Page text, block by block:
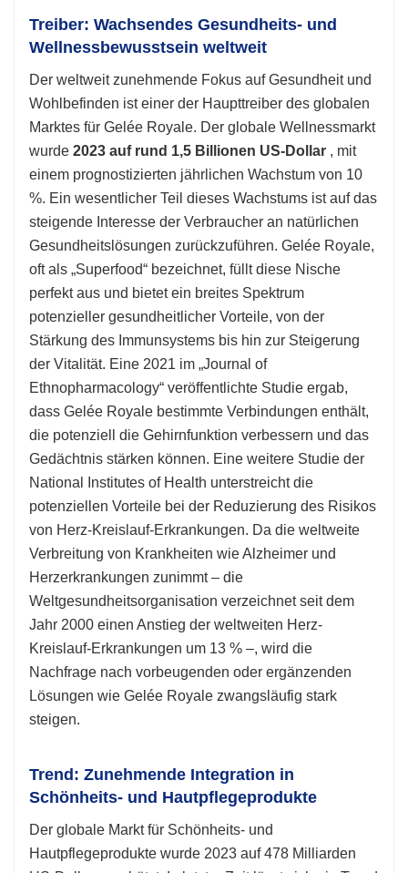
Treiber: Wachsendes Gesundheits- und
Wellnessbewusstsein weltweit
Der weltweit zunehmende Fokus auf Gesundheit und
Wohlbefinden ist einer der Haupttreiber des globalen
Marktes für Gelée Royale. Der globale Wellnessmarkt
wurde 2023 auf rund 1,5 Billionen US-Dollar , mit
einem prognostizierten jährlichen Wachstum von 10
%. Ein wesentlicher Teil dieses Wachstums ist auf das
steigende Interesse der Verbraucher an natürlichen
Gesundheitslösungen zurückzuführen. Gelée Royale,
oft als „Superfood“ bezeichnet, füllt diese Nische
perfekt aus und bietet ein breites Spektrum
potenzieller gesundheitlicher Vorteile, von der
Stärkung des Immunsystems bis hin zur Steigerung
der Vitalität. Eine 2021 im „Journal of
Ethnopharmacology“ veröffentlichte Studie ergab,
dass Gelée Royale bestimmte Verbindungen enthält,
die potenziell die Gehirnfunktion verbessern und das
Gedächtnis stärken können. Eine weitere Studie der
National Institutes of Health unterstreicht die
potenziellen Vorteile bei der Reduzierung des Risikos
von Herz-Kreislauf-Erkrankungen. Da die weltweite
Verbreitung von Krankheiten wie Alzheimer und
Herzerkrankungen zunimmt – die
Weltgesundheitsorganisation verzeichnet seit dem
Jahr 2000 einen Anstieg der weltweiten Herz-
Kreislauf-Erkrankungen um 13 % –, wird die
Nachfrage nach vorbeugenden oder ergänzenden
Lösungen wie Gelée Royale zwangsläufig stark
steigen.
Trend: Zunehmende Integration in
Schönheits- und Hautpflegeprodukte
Der globale Markt für Schönheits- und
Hautpflegeprodukte wurde 2023 auf 478 Milliarden